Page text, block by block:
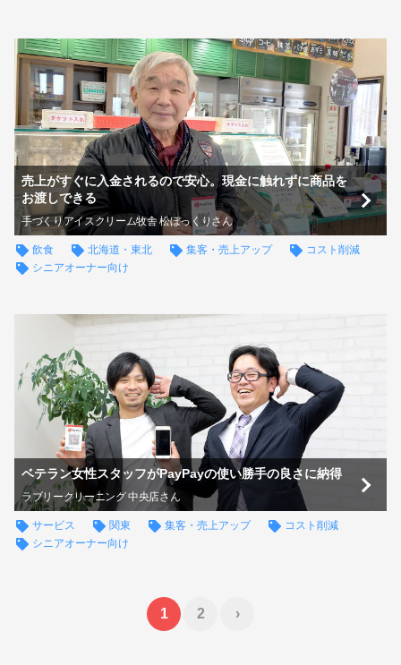
売上がすぐに入金されるので安心。現金に触れずに商品を
お渡しできる
手づくりアイスクリーム牧舎 松ぼっくりさん
飲食 北海道・東北 集客・売上アップ
コスト削減
シニアオーナー向け
ベテラン女性スタッフがPayPayの使い勝手の良さに納得
ラブリークリーニング 中央店さん
サービス 関東 集客・売上アップ
コスト削減
シニアオーナー向け
1 2 ›